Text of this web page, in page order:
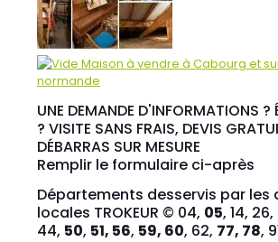
UNE DEMANDE D'INFORMATIONS ?
? VISITE SANS FRAIS, DEVIS
DÉBARRAS SUR MESURE
Remplir le formulaire ci-après
Départements desservis par les
locales TROKEUR © 04, 05, 14,
44, 50, 51, 56, 59, 60, 62, 77, 78,